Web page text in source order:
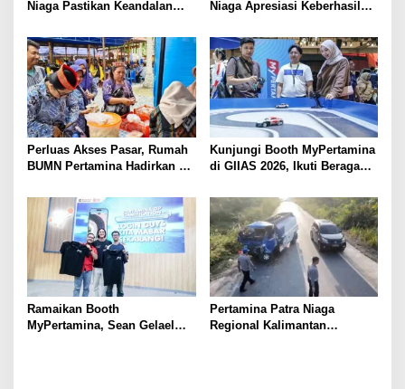
Niaga Pastikan Keandalan
Mobilitas Masyarakat &
Wisatawan
Niaga Apresiasi Keberhasilan
2026
Perluas Akses Pasar, Rumah
BUMN Pertamina Hadirkan 13
Sulawesi Tengah
Kunjungi Booth MyPertamina
di GIIAS 2026, Ikuti Beragam
Hadiahnya
Ramaikan Booth
MyPertamina, Sean Gelael
Pertamina Patra Niaga
Regional Kalimantan